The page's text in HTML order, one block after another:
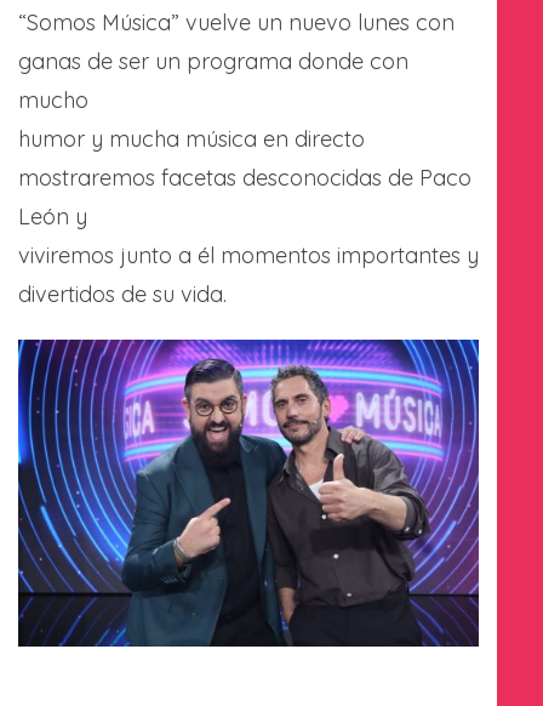
“Somos Música” vuelve un nuevo lunes con
ganas de ser un programa donde con
mucho
humor y mucha música en directo
mostraremos facetas desconocidas de Paco
León y
viviremos junto a él momentos importantes y
divertidos de su vida.